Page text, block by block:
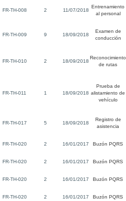
FR-TH-008 2 11/07/2018
Entrenamiento
al personal
FR-TH-009 9 18/09/2018
Examen de
conducción
FR-TH-010 2 18/09/2018
Reconocimiento
de rutas
FR-TH-011 1 18/09/2018
Prueba de
alistamiento de
vehículo
FR-TH-017 5 18/09/2018
Registro de
asistencia
FR-TH-020 2 16/01/2017 Buzón PQRS
FR-TH-020 2 16/01/2017 Buzón PQRS
FR-TH-020 2 16/01/2017 Buzón PQRS
FR-TH-020 2 16/01/2017 Buzón PQRS